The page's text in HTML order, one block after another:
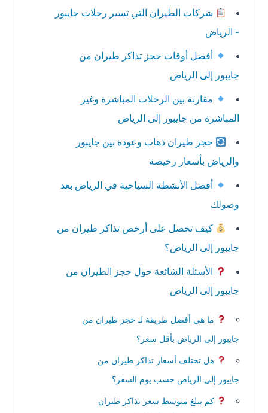
شركات الطيران التي تسير رحلات جايبور
- الرياض
أفضل أوقات حجز تذاكر طيران من
جايبور إلى الرياض
مقارنة بين الرحلات المباشرة وغير
المباشرة من جايبور إلى الرياض
حجز طيران ذهاب وعودة بين جايبور
والرياض بأسعار رخيصة
أفضل الأنشطة السياحية في الرياض بعد
وصولك
كيف تحصل على أرخص تذاكر طيران من
جايبور إلى الرياض؟
الأسئلة الشائعة حول حجز الطيران من
جايبور إلى الرياض
ما هي أفضل طريقة لـ حجز طيران من
جايبور إلى الرياض بأقل سعر؟
هل تختلف أسعار تذاكر طيران من
جايبور إلى الرياض حسب يوم السفر؟
كم يبلغ متوسط سعر تذاكر طيران